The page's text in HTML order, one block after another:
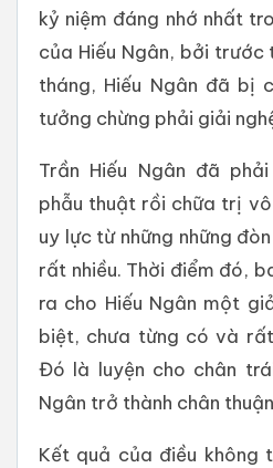
kỷ niệm đáng nhớ nhất
của Hiếu Ngân, bởi trước
tháng, Hiếu Ngân đã bị
tưởng chừng phải giải
Trần Hiếu Ngân đã
phẫu thuật rồi chữa trị vô
uy lực từ những những
rất nhiều. Thời điểm đó,
ra cho Hiếu Ngân một
biệt, chưa từng có và
Đó là luyện cho chân
Ngân trở thành chân
Kết quả của điều không